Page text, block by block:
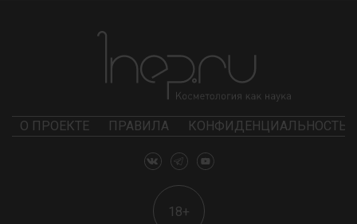
О ПРОЕКТЕ ПРАВИЛА КОНФИДЕНЦИАЛЬНОСТЬ
18+